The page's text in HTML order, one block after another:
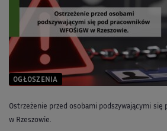
OGŁOSZENIA
Ostrzeżenie przed osobami podszywającymi się
w Rzeszowie.